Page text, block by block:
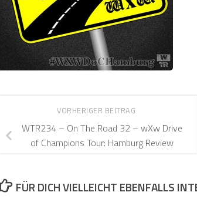
VORHERIGER BEITRAG
WTR234 – On The Road 32 – wXw Drive
of Champions Tour: Hamburg Review
FÜR DICH VIELLEICHT EBENFALLS